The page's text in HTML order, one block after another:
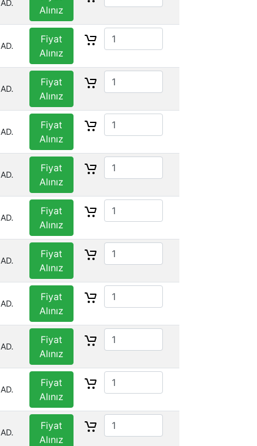
AD.
Alınız
AD.
Fiyat
Alınız
AD.
Fiyat
Alınız
AD.
Fiyat
Alınız
AD.
Fiyat
Alınız
AD.
Fiyat
Alınız
AD.
Fiyat
Alınız
AD.
Fiyat
Alınız
AD.
Fiyat
Alınız
AD.
Fiyat
Alınız
AD.
Fiyat
Alınız